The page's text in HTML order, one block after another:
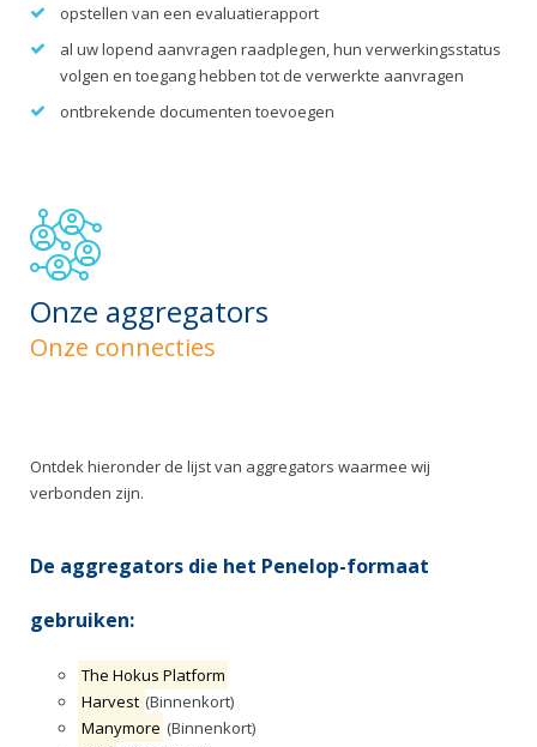
opstellen van een evaluatierapport
al uw lopend aanvragen raadplegen, hun verwerkingsstatus
volgen en toegang hebben tot de verwerkte aanvragen
ontbrekende documenten toevoegen
Onze aggregators
Onze connecties
Ontdek hieronder de lijst van aggregators waarmee wij
verbonden zijn.
De aggregators die het Penelop-formaat
gebruiken:
The Hokus Platform
Harvest (Binnenkort)
Manymore (Binnenkort)